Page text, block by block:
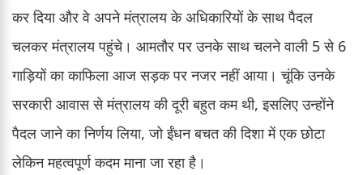
कर दिया और वे अपने मंत्रालय के अधिकारियों के साथ पैदल
चलकर मंत्रालय पहुंचे। आमतौर पर उनके साथ चलने वाली 5 से 6
गाड़ियों का काफिला आज सड़क पर नजर नहीं आया। चूंकि उनके
सरकारी आवास से मंत्रालय की दूरी बहुत कम थी, इसलिए उन्होंने
पैदल जाने का निर्णय लिया, जो ईंधन बचत की दिशा में एक छोटा
लेकिन महत्वपूर्ण कदम माना जा रहा है।